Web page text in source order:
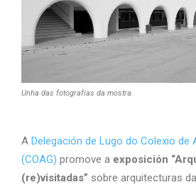
Unha das fotografías da mostra.
A Delegación de Lugo do Colexio de
(COAG) promove a exposición
(re)visitadas” sobre arquitecturas